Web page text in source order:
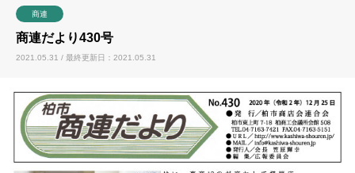
商連
商連だより430号
2021.05.31 / 最終更新日：2021.05.31